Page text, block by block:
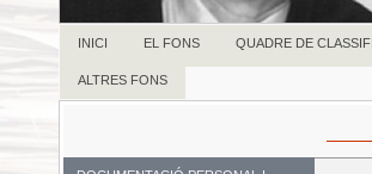
INICI EL FONS QUADRE DE
ALTRES FONS